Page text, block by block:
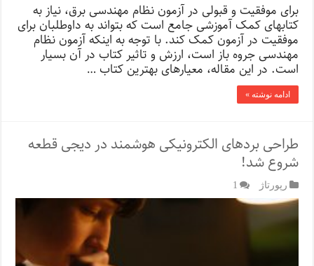
برای موفقیت و قبولی در آزمون نظام مهندسی برق، نیاز به
کتابهای کمک آموزشی جامع است که بتواند به داوطلبان برای
موفقیت در آزمون کمک کند. با توجه به اینکه آزمون نظام
مهندسی جروه باز است، ارزش و تاثیر کتاب در آن بسیار
است. در این مقاله، معیارهای بهترین کتاب …
ادامه نوشته »
طراحی بردهای الکترونیکی هوشمند در دیجی قطعه
شروع شد!
رپورتاژ‌ 1